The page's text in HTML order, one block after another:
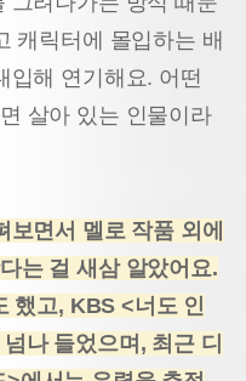
캐릭터에 몰입하는 배
입해 연기해요. 어떤
살아 있는 인물이라
면서 멜로 작품 외에
는 걸 새삼 알았어요.
했고, KBS <너도 인
나 들었으며, 최근 디